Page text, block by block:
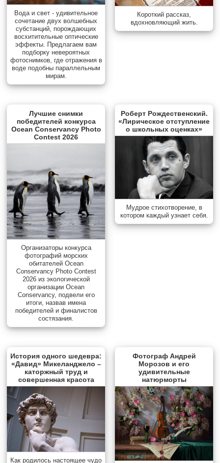
Вода и свет - удивительное
сочетание двух волшебных
субстанций, порождающих
восхитительные оптические
эффекты. Предлагаем вам
подборку невероятных
фотоснимков, где отражения в
воде подобны параллельным
мирам.
Короткий рассказ,
вдохновляющий жить.
Лучшие снимки
победителей конкурса
Ocean Conservancy Photo
Contest 2026
Организаторы конкурса
фотографий морских
обитателей Ocean
Conservancy Photo Contest
2026 из экологической
организации Ocean
Conservancy, подвели его
итоги, назвав имена
победителей и финалистов
состязания.
Роберт Рождественский.
«Лирическое отступление
о школьных оценках»
Мудрое стихотворение, в
котором каждый узнает себя.
История одного шедевра:
«Давид» Микеланджело –
каторжный труд и
совершенная красота
Как родилось настоящее чудо
Фотограф Андрей
Морозов и его
удивительные
натюрморты